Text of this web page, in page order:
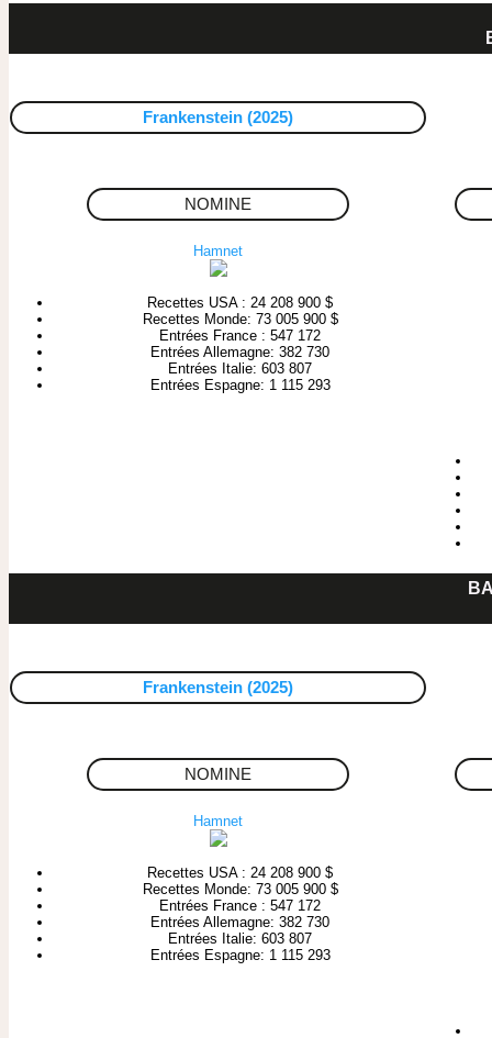
Frankenstein (2025)
NOMINE
Hamnet
Recettes USA : 24 208 900 $
Recettes Monde: 73 005 900 $
Entrées France : 547 172
Entrées Allemagne: 382 730
Entrées Italie: 603 807
Entrées Espagne: 1 115 293
Frankenstein (2025)
NOMINE
Hamnet
Recettes USA : 24 208 900 $
Recettes Monde: 73 005 900 $
Entrées France : 547 172
Entrées Allemagne: 382 730
Entrées Italie: 603 807
Entrées Espagne: 1 115 293